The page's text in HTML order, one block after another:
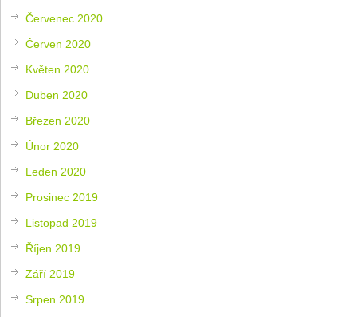
Červenec 2020
Červen 2020
Květen 2020
Duben 2020
Březen 2020
Únor 2020
Leden 2020
Prosinec 2019
Listopad 2019
Říjen 2019
Září 2019
Srpen 2019